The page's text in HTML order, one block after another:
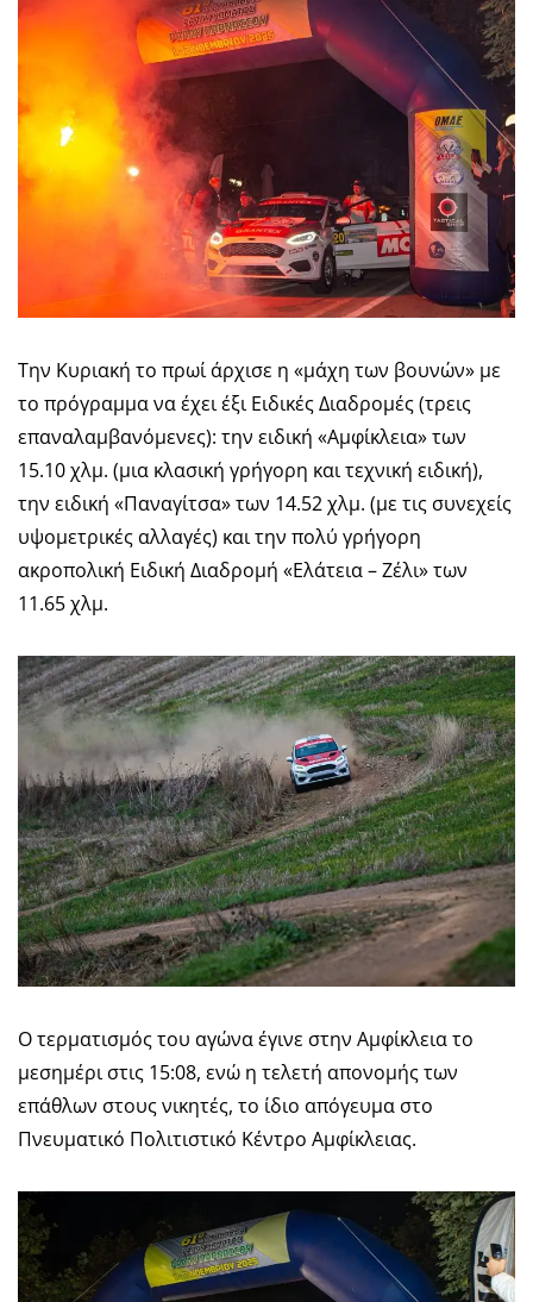
Την Κυριακή το πρωί άρχισε η «μάχη των βουνών» με
το πρόγραμμα να έχει έξι Ειδικές Διαδρομές (τρεις
επαναλαμβανόμενες): την ειδική «Αμφίκλεια» των
15.10 χλμ. (μια κλασική γρήγορη και τεχνική ειδική),
την ειδική «Παναγίτσα» των 14.52 χλμ. (με τις συνεχείς
υψομετρικές αλλαγές) και την πολύ γρήγορη
ακροπολική Ειδική Διαδρομή «Ελάτεια – Ζέλι» των
11.65 χλμ.
Ο τερματισμός του αγώνα έγινε στην Αμφίκλεια το
μεσημέρι στις 15:08, ενώ η τελετή απονομής των
επάθλων στους νικητές, το ίδιο απόγευμα στο
Πνευματικό Πολιτιστικό Κέντρο Αμφίκλειας.